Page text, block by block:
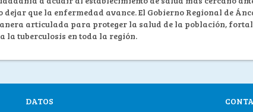
que la enfermedad avance. El Gobierno Regional de
articulada para proteger la salud de la población,
la tuberculosis en toda la región.
DATOS